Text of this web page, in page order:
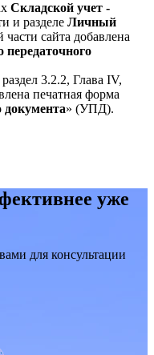
Складской учет -
и разделе Личный
части сайта добавлена
передаточного
3.2.2, Глава IV,
печатная форма
документа» (УПД).
уже
для консультации